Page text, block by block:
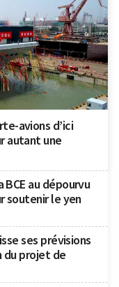
avions d’ici
autant une
au dépourvu
soutenir le yen
ses prévisions
du projet de